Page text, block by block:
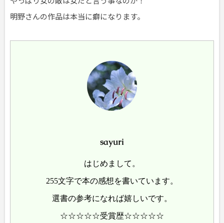
明野さんの作品は本当に癖になります。
sayuri
はじめまして。
255文字で本の感想を書いています。
選書の参考になれば嬉しいです。
☆☆☆☆☆受賞歴☆☆☆☆☆